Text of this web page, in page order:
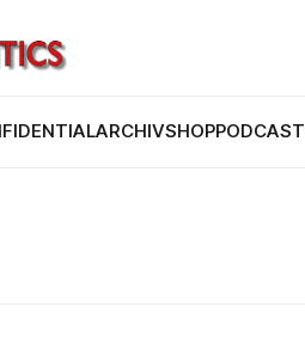
ARCHIVSHOPPODCAST